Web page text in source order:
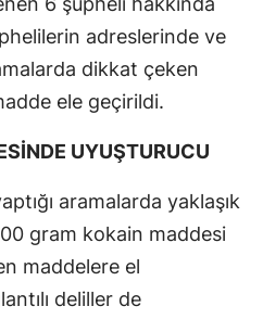
adreslerinde ve
dikkat çeken
ele geçirildi.
UYUŞTURUCU
aramalarda yaklaşık
gram kokain maddesi
maddelere el
deliller de